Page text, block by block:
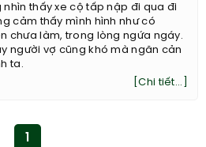
nhìn thấy xe cộ tấp nập đi qua đi
cảm thấy mình hình như có
chưa làm, trong lòng ngứa ngáy.
người vợ cũng khó mà ngăn cản
ta.
[Chi tiết...]
1